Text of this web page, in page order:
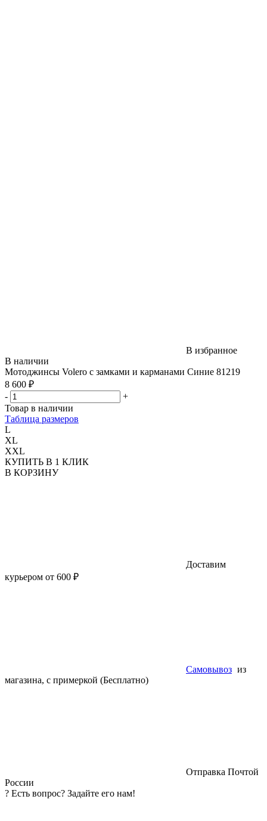
В избранное
В наличии
Мотоджинсы Volero с замками и карманами Синие 81219
8 600 ₽
-
+
Товар в наличии
Таблица размеров
L
XL
XXL
КУПИТЬ В 1 КЛИК
В КОРЗИНУ
Доставим
курьером от 600 ₽
Самовывоз из
магазина, с примеркой (Бесплатно)
Отправка Почтой
России
? Есть вопрос? Задайте его нам!